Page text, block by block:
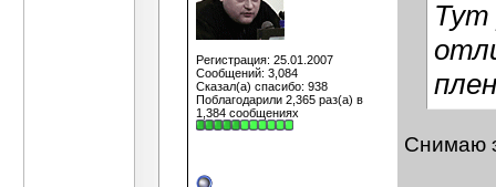
Регистрация: 25.01.2007
Сообщений: 3,084
Сказал(а) спасибо: 938
Поблагодарили 2,365 раз(а) в
1,384 сообщениях
Тут
Снимаю